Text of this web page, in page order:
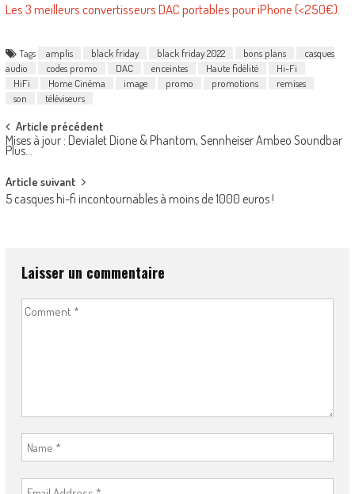
Les 3 meilleurs convertisseurs DAC portables pour iPhone (<250€).
Tags amplis black friday black friday 2022 bons plans
casques
audio
codes promo DAC enceintes Haute fidélité
Hi-Fi
HiFi
Home Cinéma image promo promotions
remises
son
téléviseurs
Post
navigation
Article précédent
Mises à jour : Devialet Dione & Phantom, Sennheiser Ambeo Soundbar
Plus…
Article suivant
5 casques hi-fi incontournables à moins de 1000 euros !
Laisser un commentaire